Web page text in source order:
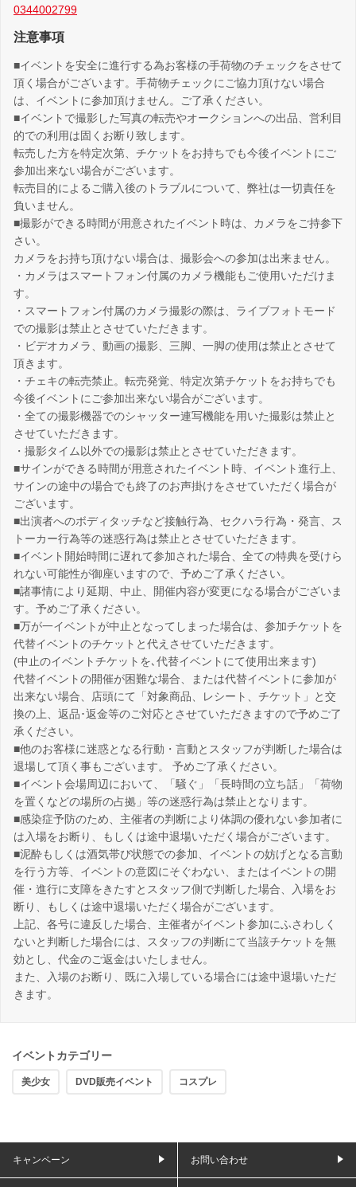
0344002799
注意事項
■イベントを安全に進行する為お客様の手荷物のチェックをさせて
頂く場合がございます。手荷物チェックにご協力頂けない場合
は、イベントに参加頂けません。ご了承ください。
■イベントで撮影した写真の転売やオークションへの出品、営利目
的での利用は固くお断り致します。
転売した方を特定次第、チケットをお持ちでも今後イベントにご
参加出来ない場合がございます。
転売目的によるご購入後のトラブルについて、弊社は一切責任を
負いません。
■撮影ができる時間が用意されたイベント時は、カメラをご持参下
さい。
カメラをお持ち頂けない場合は、撮影会への参加は出来ません。
・カメラはスマートフォン付属のカメラ機能もご使用いただけま
す。
・スマートフォン付属のカメラ撮影の際は、ライブフォトモード
での撮影は禁止とさせていただきます。
・ビデオカメラ、動画の撮影、三脚、一脚の使用は禁止とさせて
頂きます。
・チェキの転売禁止。転売発覚、特定次第チケットをお持ちでも
今後イベントにご参加出来ない場合がございます。
・全ての撮影機器でのシャッター連写機能を用いた撮影は禁止と
させていただきます。
・撮影タイム以外での撮影は禁止とさせていただきます。
■サインができる時間が用意されたイベント時、イベント進行上、
サインの途中の場合でも終了のお声掛けをさせていただく場合が
ございます。
■出演者へのボディタッチなど接触行為、セクハラ行為・発言、ス
トーカー行為等の迷惑行為は禁止とさせていただきます。
■イベント開始時間に遅れて参加された場合、全ての特典を受けら
れない可能性が御座いますので、予めご了承ください。
■諸事情により延期、中止、開催内容が変更になる場合がございま
す。予めご了承ください。
■万が一イベントが中止となってしまった場合は、参加チケットを
代替イベントのチケットと代えさせていただきます。
(中止のイベントチケットを､代替イベントにて使用出来ます)
代替イベントの開催が困難な場合、または代替イベントに参加が
出来ない場合、店頭にて「対象商品、レシート、チケット」と交
換の上、返品･返金等のご対応とさせていただきますので予めご了
承ください。
■他のお客様に迷惑となる行動・言動とスタッフが判断した場合は
退場して頂く事もございます。 予めご了承ください。
■イベント会場周辺において、「騒ぐ」「長時間の立ち話」「荷物
を置くなどの場所の占拠」等の迷惑行為は禁止となります。
■感染症予防のため、主催者の判断により体調の優れない参加者に
は入場をお断り、もしくは途中退場いただく場合がございます。
■泥酔もしくは酒気帯び状態での参加、イベントの妨げとなる言動
を行う方等、イベントの意図にそぐわない、またはイベントの開
催・進行に支障をきたすとスタッフ側で判断した場合、入場をお
断り、もしくは途中退場いただく場合がございます。
上記、各号に違反した場合、主催者がイベント参加にふさわしく
ないと判断した場合には、スタッフの判断にて当該チケットを無
効とし、代金のご返金はいたしません。
また、入場のお断り、既に入場している場合には途中退場いただ
きます。
イベントカテゴリー
美少女 DVD販売イベント コスプレ
キャンペーン お問い合わせ